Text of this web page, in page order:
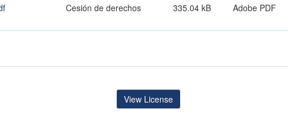
Cesión de derechos 335.04 kB Adobe PDF
View License